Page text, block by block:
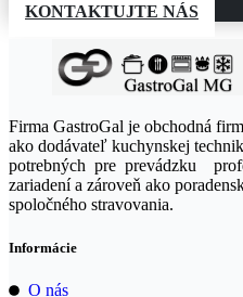
KONTAKTUJTE NÁS
Firma GastroGal je obchodná
ako dodávateľ kuchynskej
potrebných pre prevádzku
zariadení a zároveň ako
spoločného stravovania.
Informácie
O nás